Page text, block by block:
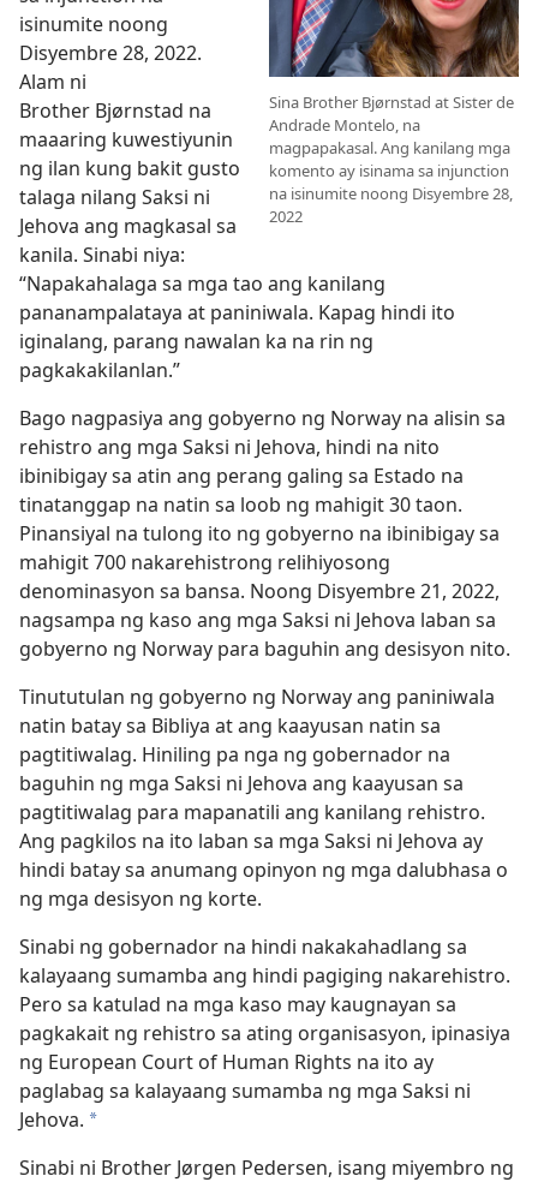
Sina Brother Bjørnstad at Sister de
Andrade Montelo, na
magpapakasal. Ang kanilang mga
komento ay isinama sa injunction
na isinumite noong Disyembre 28,
2022
isinumite noong
Disyembre 28, 2022.
Alam ni
Brother Bjørnstad na
maaaring kuwestiyunin
ng ilan kung bakit gusto
talaga nilang Saksi ni
Jehova ang magkasal sa
kanila. Sinabi niya:
“Napakahalaga sa mga tao ang kanilang
pananampalataya at paniniwala. Kapag hindi ito
iginalang, parang nawalan ka na rin ng
pagkakakilanlan.”
Bago nagpasiya ang gobyerno ng Norway na alisin sa
rehistro ang mga Saksi ni Jehova, hindi na nito
ibinibigay sa atin ang perang galing sa Estado na
tinatanggap na natin sa loob ng mahigit 30 taon.
Pinansiyal na tulong ito ng gobyerno na ibinibigay sa
mahigit 700 nakarehistrong relihiyosong
denominasyon sa bansa. Noong Disyembre 21, 2022,
nagsampa ng kaso ang mga Saksi ni Jehova laban sa
gobyerno ng Norway para baguhin ang desisyon nito.
Tinututulan ng gobyerno ng Norway ang paniniwala
natin batay sa Bibliya at ang kaayusan natin sa
pagtitiwalag. Hiniling pa nga ng gobernador na
baguhin ng mga Saksi ni Jehova ang kaayusan sa
pagtitiwalag para mapanatili ang kanilang rehistro.
Ang pagkilos na ito laban sa mga Saksi ni Jehova ay
hindi batay sa anumang opinyon ng mga dalubhasa o
ng mga desisyon ng korte.
Sinabi ng gobernador na hindi nakakahadlang sa
kalayaang sumamba ang hindi pagiging nakarehistro.
Pero sa katulad na mga kaso may kaugnayan sa
pagkakait ng rehistro sa ating organisasyon, ipinasiya
ng European Court of Human Rights na ito ay
paglabag sa kalayaang sumamba ng mga Saksi ni
Jehova. a
Sinabi ni Brother Jørgen Pedersen, isang miyembro ng